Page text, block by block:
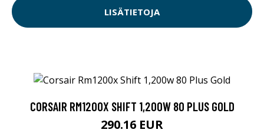
LISÄTIETOJA
CORSAIR RM1200X SHIFT 1,200W 80 PLUS GOLD
290.16 EUR